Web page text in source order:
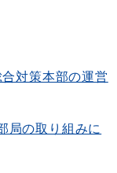
対策本部の運営
局の取り組みに